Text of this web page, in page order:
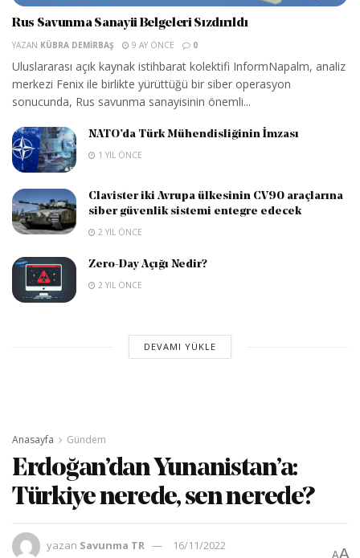
Rus Savunma Sanayii Belgeleri Sızdırıldı
YAZAN KÜBRA DEMIRBAŞ 9 AY ÖNCE 0
Uluslararası açık kaynak istihbarat kolektifi InformNapalm, analiz
merkezi Fenix ile birlikte yürüttüğü bir siber operasyon
sonucunda, Rus savunma sanayisinin önemli...
NATO’da Türk Mühendisliğinin İmzası
1 YIL ÖNCE
Clavister iki Avrupa ülkesinin CV90 araçlarına
siber güvenlik sistemi entegre edecek
2 YIL ÖNCE
Zero-Day Açığı Nedir?
2 YIL ÖNCE
DEVAMI YÜKLE
Anasayfa Gündem
Erdoğan’dan Yunanistan’a:
Türkiye nerede, sen nerede?
yazan Savunma TR 16/11/2022
AA